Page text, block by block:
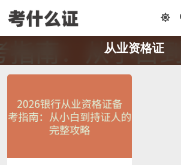
从业资格证